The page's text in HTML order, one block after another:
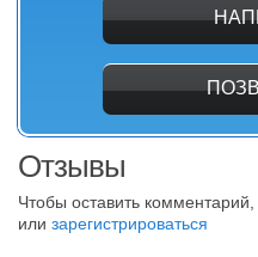
Отзывы
Чтобы оставить
или зарегистрироваться